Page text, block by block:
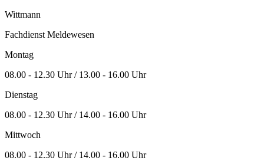
Wittmann
Fachdienst Meldewesen
Montag
08.00 - 12.30 Uhr / 13.00 - 16.00 Uhr
Dienstag
08.00 - 12.30 Uhr / 14.00 - 16.00 Uhr
Mittwoch
08.00 - 12.30 Uhr / 14.00 - 16.00 Uhr